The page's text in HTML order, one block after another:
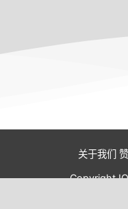
关于我们
Copyright